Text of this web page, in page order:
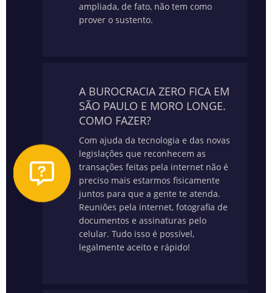
ampliada, de fato, não tem como
prover o sustento.
A BUROCRACIA ZERO FICA EM
SÃO PAULO E MORO LONGE.
COMO FAZER?
Com ajuda da tecnologia e das novas
legislações que reconhecem as
transações feitas pela internet não é
preciso mais estarmos fisicamente
juntos para que a gente te atenda.
Reuniões pela internet, fotografia de
documentos e assinaturas pelo
celular. Tudo isso é possível,
legalmente aceito e rápido!